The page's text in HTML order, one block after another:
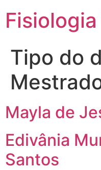
Tipo do
Mayla de
Edivânia
Santos